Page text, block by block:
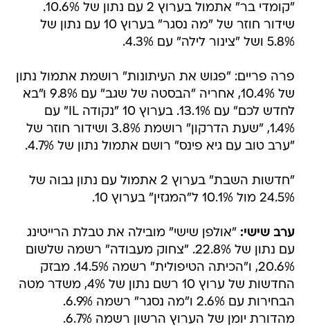
"קומדי בר" אתמול בערוץ 2 עם נתון של 10.6%.
שידור חוזר של "מה נסגר" בערוץ 10 עם נתון של
5.8% ושל "צינור לילה" עם 4.3%.
פרה פריים: "פגוש את העיתונות" רושמת אתמול נתון
של 10.4%, אחריה "הבסטה של שגב" עם 9.8% ו"בא
לחדש לכם" עם 13.1%. בערוץ 10 "נקודה IL" עם
1.4%, "שעת הדרקון" רושמת 3.8% ושידור חוזר של
"ערב טוב עם גיא פינס" רושם אתמול נתון של 4.7%.
"חדשות השבת" בערוץ 2 אתמול עם נתון גבוה של
24.5% מול 10.1% ל"המגזין" בערוץ 10.
ערב שישי: "אולפן שישי" מובילה את טבלת הרייטינג
עם נתון של 22.8%. "צחוק מעבודה" רשמה שלשום
20.6%, ו"הכיתה הטיפולית" רשמה 14.5%. מבזק
החדשות של ערוץ 10 רשם נתון של 4%, משדר מטה
הבחירות עם 2.6% ו"מה נסגר" רשמה 6.9%.
מהדורת יומן של הערוץ הרשון רשמה 6.7%.